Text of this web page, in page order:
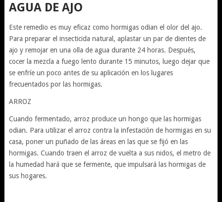
AGUA DE AJO
Este remedio es muy eficaz como hormigas odian el olor del ajo.
Para preparar el insecticida natural, aplastar un par de dientes de
ajo y remojar en una olla de agua durante 24 horas. Después,
cocer la mezcla a fuego lento durante 15 minutos, luego dejar que
se enfríe un poco antes de su aplicación en los lugares
frecuentados por las hormigas.
ARROZ
Cuando fermentado, arroz produce un hongo que las hormigas
odian. Para utilizar el arroz contra la infestación de hormigas en su
casa, poner un puñado de las áreas en las que se fijó en las
hormigas. Cuando traen el arroz de vuelta a sus nidos, el metro de
la humedad hará que se fermente, que impulsará las hormigas de
sus hogares.